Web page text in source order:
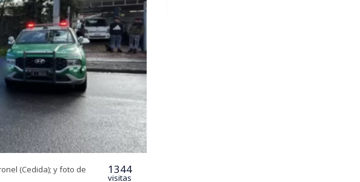
(Cedida); y foto de 1344
visitas